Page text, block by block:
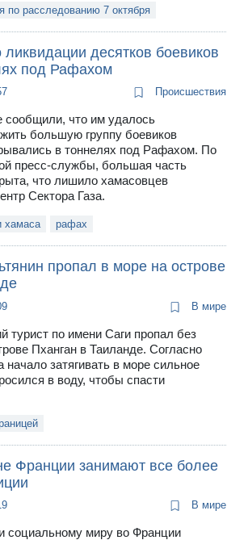
по расследованию 7 октября
десятков боевиков
под Рафахом
Происшествия
сообщили, что им удалось
большую группу боевиков
в тоннелях под Рафахом. По
пресс-службы, большая часть
что лишило хамасовцев
Сектора Газа.
хамаса рафах
пропал в море на острове
В мире
турист по имени Саги пропал без
Пханган в Таиланде. Согласно
затягивать в море сильное
в воду, чтобы спасти
Франции занимают все более
В мире
социальному миру во Франции